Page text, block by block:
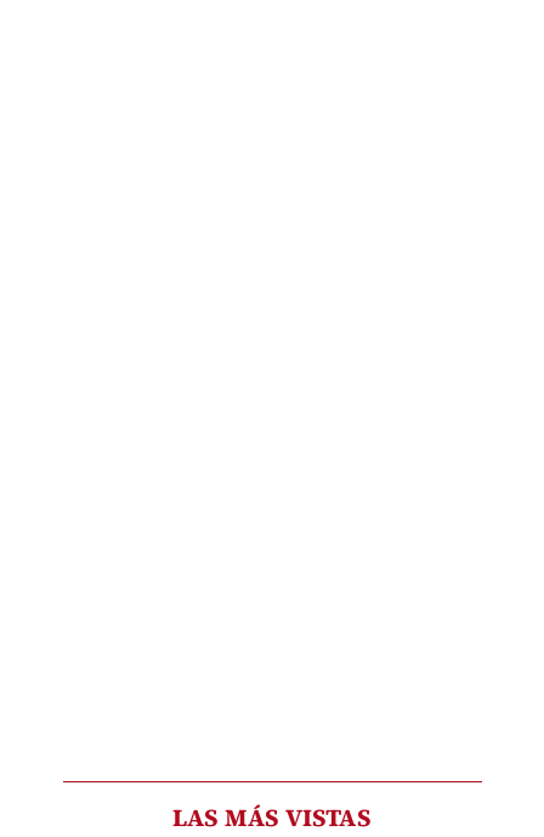
LAS MÁS VISTAS